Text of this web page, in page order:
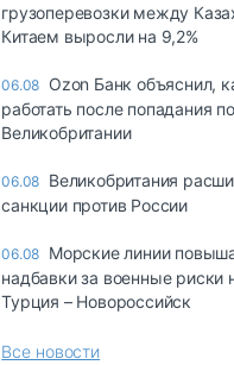
грузоперевозки между
Китаем выросли на 9,2%
06.08 Ozon Банк объяснил,
работать после попадания
Великобритании
06.08 Великобритания
санкции против России
06.08 Морские линии
надбавки за военные риски
Турция – Новороссийск
Все новости